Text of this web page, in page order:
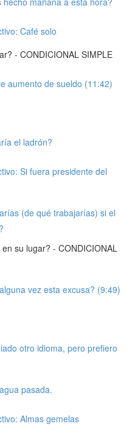
Café solo
- CONDICIONAL SIMPLE
aumento de sueldo (11:42)
el ladrón?
Si fuera presidente del
(de qué trabajarías) si el
su lugar? - CONDICIONAL
vez esta excusa? (9:49)
otro idioma, pero prefiero
pasada.
Almas gemelas